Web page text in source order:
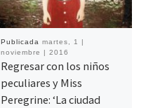
Publicada martes, 1 |
noviembre | 2016
Regresar con los niños
peculiares y Miss
Peregrine: ‘La ciudad